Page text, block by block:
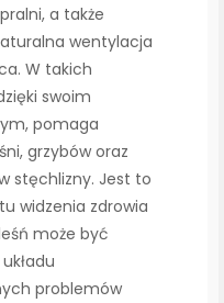
a także
wentylacja
W takich
swoim
pomaga
grzybów oraz
stęchlizny. Jest to
widzenia zdrowia
może być
problemów